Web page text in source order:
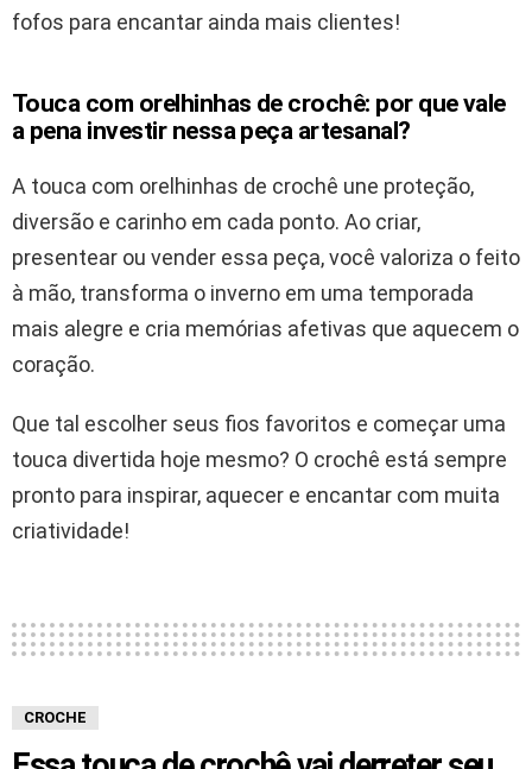
fofos para encantar ainda mais clientes!
Touca com orelhinhas de crochê: por que vale
a pena investir nessa peça artesanal?
A touca com orelhinhas de crochê une proteção,
diversão e carinho em cada ponto. Ao criar,
presentear ou vender essa peça, você valoriza o feito
à mão, transforma o inverno em uma temporada
mais alegre e cria memórias afetivas que aquecem o
coração.
Que tal escolher seus fios favoritos e começar uma
touca divertida hoje mesmo? O crochê está sempre
pronto para inspirar, aquecer e encantar com muita
criatividade!
CROCHE